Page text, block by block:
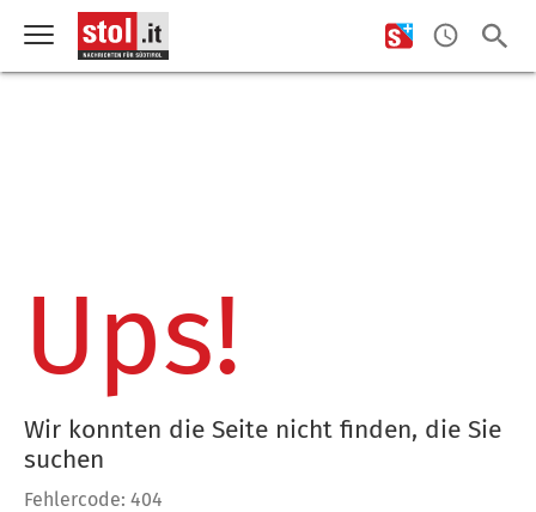
Ups!
Wir konnten die Seite nicht finden, die Sie
suchen
Fehlercode: 404